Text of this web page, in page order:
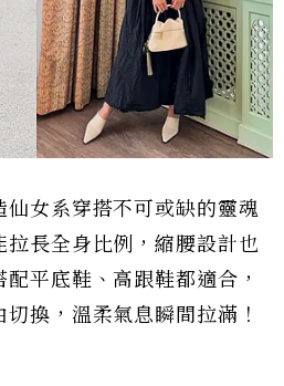
女系穿搭不可或缺的靈魂
長全身比例，縮腰設計也
平底鞋、高跟鞋都適合，
換，溫柔氣息瞬間拉滿！